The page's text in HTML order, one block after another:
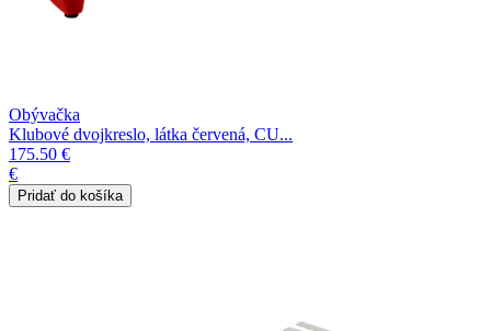
Obývačka
Klubové dvojkreslo, látka červená, CU...
175.50 €
€